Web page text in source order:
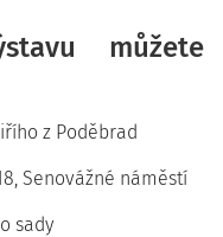
můžete
z Poděbrad
Senovážné náměstí
sady